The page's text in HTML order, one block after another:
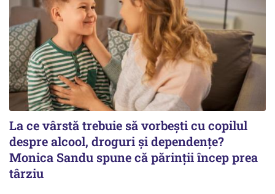
La ce vârstă trebuie să vorbești cu copilul
despre alcool, droguri și dependențe?
Monica Sandu spune că părinții încep prea
târziu